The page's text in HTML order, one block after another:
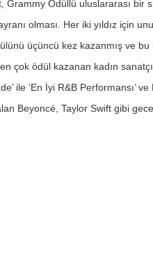
Grammy Ödüllü uluslararası bir
olması. Her iki yıldız için
üçüncü kez kazanmış ve
çok ödül kazanan kadın
ile ‘En İyi R&B Performansı’
Beyoncé, Taylor Swift gibi